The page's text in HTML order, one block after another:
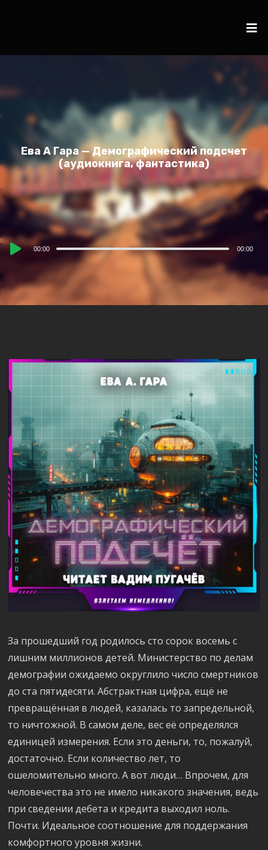
Ева А Гара — Демографический подсчет
(аудиокнига, фантастика)
Audio00:00 00:00
За прошедший год родилось сто сорок восемь с
лишним миллионов детей. Министерство по делам
демографии ожидаемо округлило число смертников
до ста пятидесяти. Абстрактная цифра, ещё не
превращённая в людей, казалась то запредельной,
то ничтожной. В самом деле, вес её определялся
единицей измерения. Если это деньги, то, пожалуй,
достаточно. Если количество лет, то
ошеломительно много. А вот люди… Впрочем, для
человечества это не имело никакого значения, ведь
при сведении дебета и кредита выходил ноль.
Почти. Идеальное соотношение для поддержания
комфортного уровня жизни.